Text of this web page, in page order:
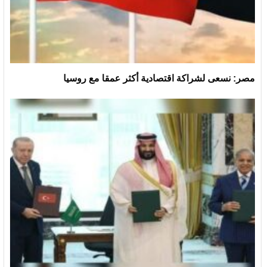
مصر: نسعى لشراكة اقتصادية أكثر عمقا مع روسيا